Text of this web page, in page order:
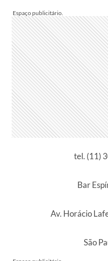
tel. (11)
Bar
Av. Horácio
São